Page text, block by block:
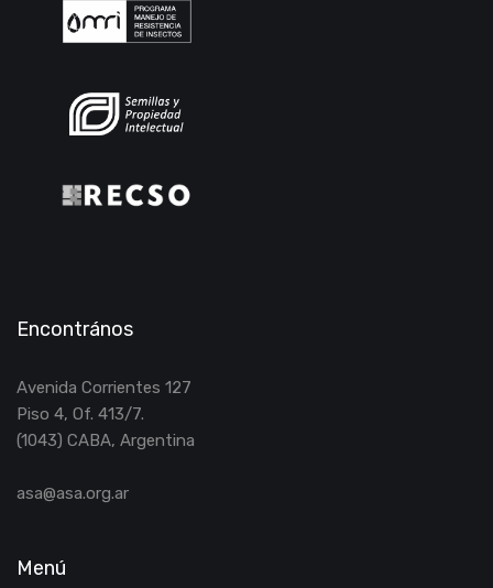
Encontrános
Avenida Corrientes 127
Piso 4, Of. 413/7.
(1043) CABA, Argentina
asa@asa.org.ar
Menú